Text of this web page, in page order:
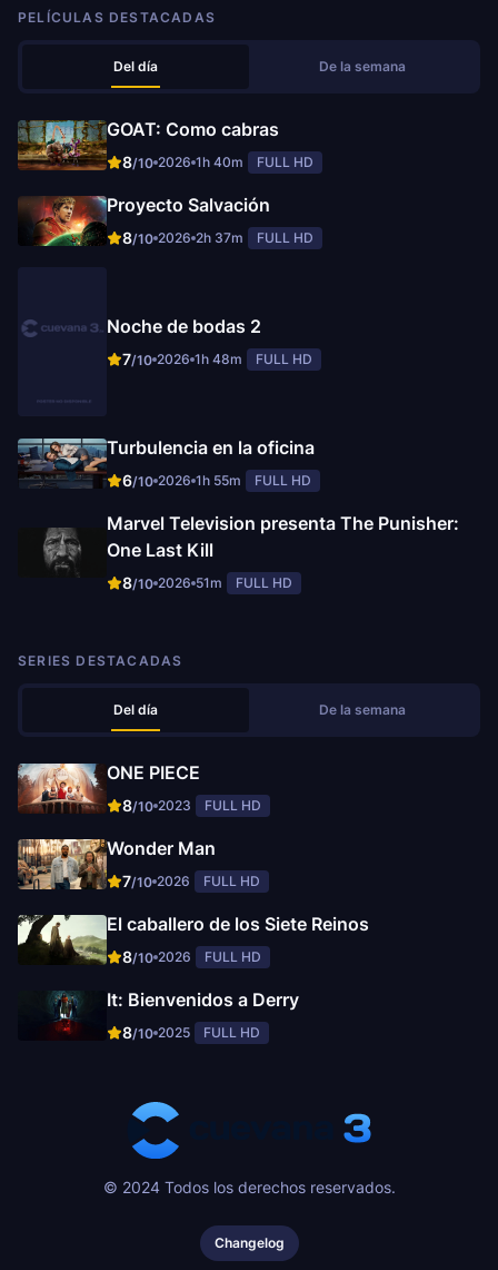
PELÍCULAS DESTACADAS
Del día De la semana
GOAT: Como cabras
8/10 2026 1h 40m FULL HD
Proyecto Salvación
8/10 2026 2h 37m FULL HD
Noche de bodas 2
7/10 2026 1h 48m FULL HD
Turbulencia en la oficina
6/10 2026 1h 55m FULL HD
Marvel Television presenta The Punisher:
One Last Kill
8/10 2026 51m FULL HD
SERIES DESTACADAS
Del día De la semana
ONE PIECE
8/10 2023 FULL HD
Wonder Man
7/10 2026 FULL HD
El caballero de los Siete Reinos
8/10 2026 FULL HD
It: Bienvenidos a Derry
8/10 2025 FULL HD
© 2024 Todos los derechos reservados.
Changelog